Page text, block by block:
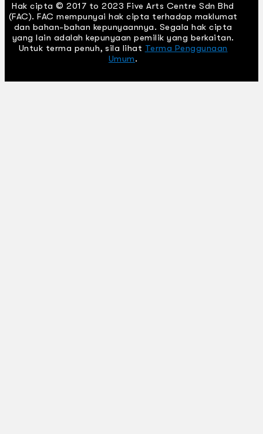
Hak cipta © 2017 to 2023 Five Arts Centre Sdn Bhd
(FAC). FAC mempunyai hak cipta terhadap maklumat
dan bahan-bahan kepunyaannya. Segala hak cipta
yang lain adalah kepunyaan pemilik yang berkaitan.
Untuk terma penuh, sila lihat Terma Penggunaan
Umum.